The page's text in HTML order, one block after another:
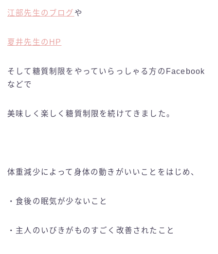
江部先生のブログ や
夏井先生のHP
そして糖質制限をやっていらっしゃる方のFacebook
などで
美味しく楽しく糖質制限を続けてきました。
体重減少によって身体の動きがいいことをはじめ、
・食後の眠気が少ないこと
・主人のいびきがものすごく改善されたこと